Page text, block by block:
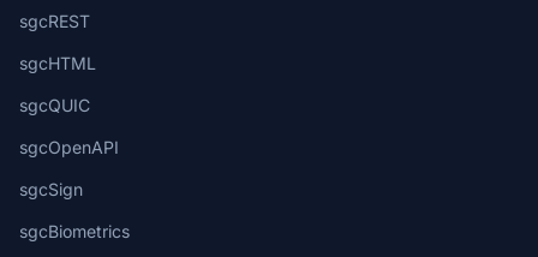
sgcREST
sgcHTML
sgcQUIC
sgcOpenAPI
sgcSign
sgcBiometrics